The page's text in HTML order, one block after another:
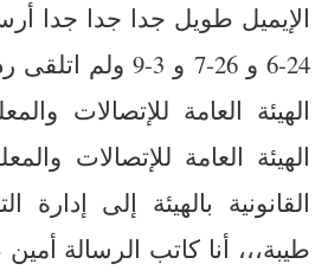
الإيميل طويل جدا جدا جدا
24-6 و 26-7 و 3-9
الهيئة العامة للإتصالات
الهيئة العامة للإتصالات
القانونية بالهيئة إلى إدارة
طيبة،،، أنا كاتب الرسالة